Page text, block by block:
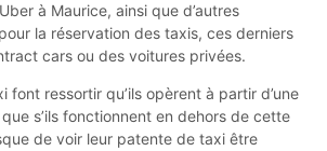
à Maurice, ainsi que d’autres
la réservation des taxis, ces derniers
cars ou des voitures privées.
font ressortir qu’ils opèrent à partir d’une
s’ils fonctionnent en dehors de cette
de voir leur patente de taxi être